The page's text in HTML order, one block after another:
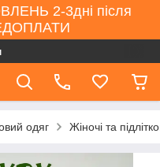
2-3дні після
одяг Жіночі та